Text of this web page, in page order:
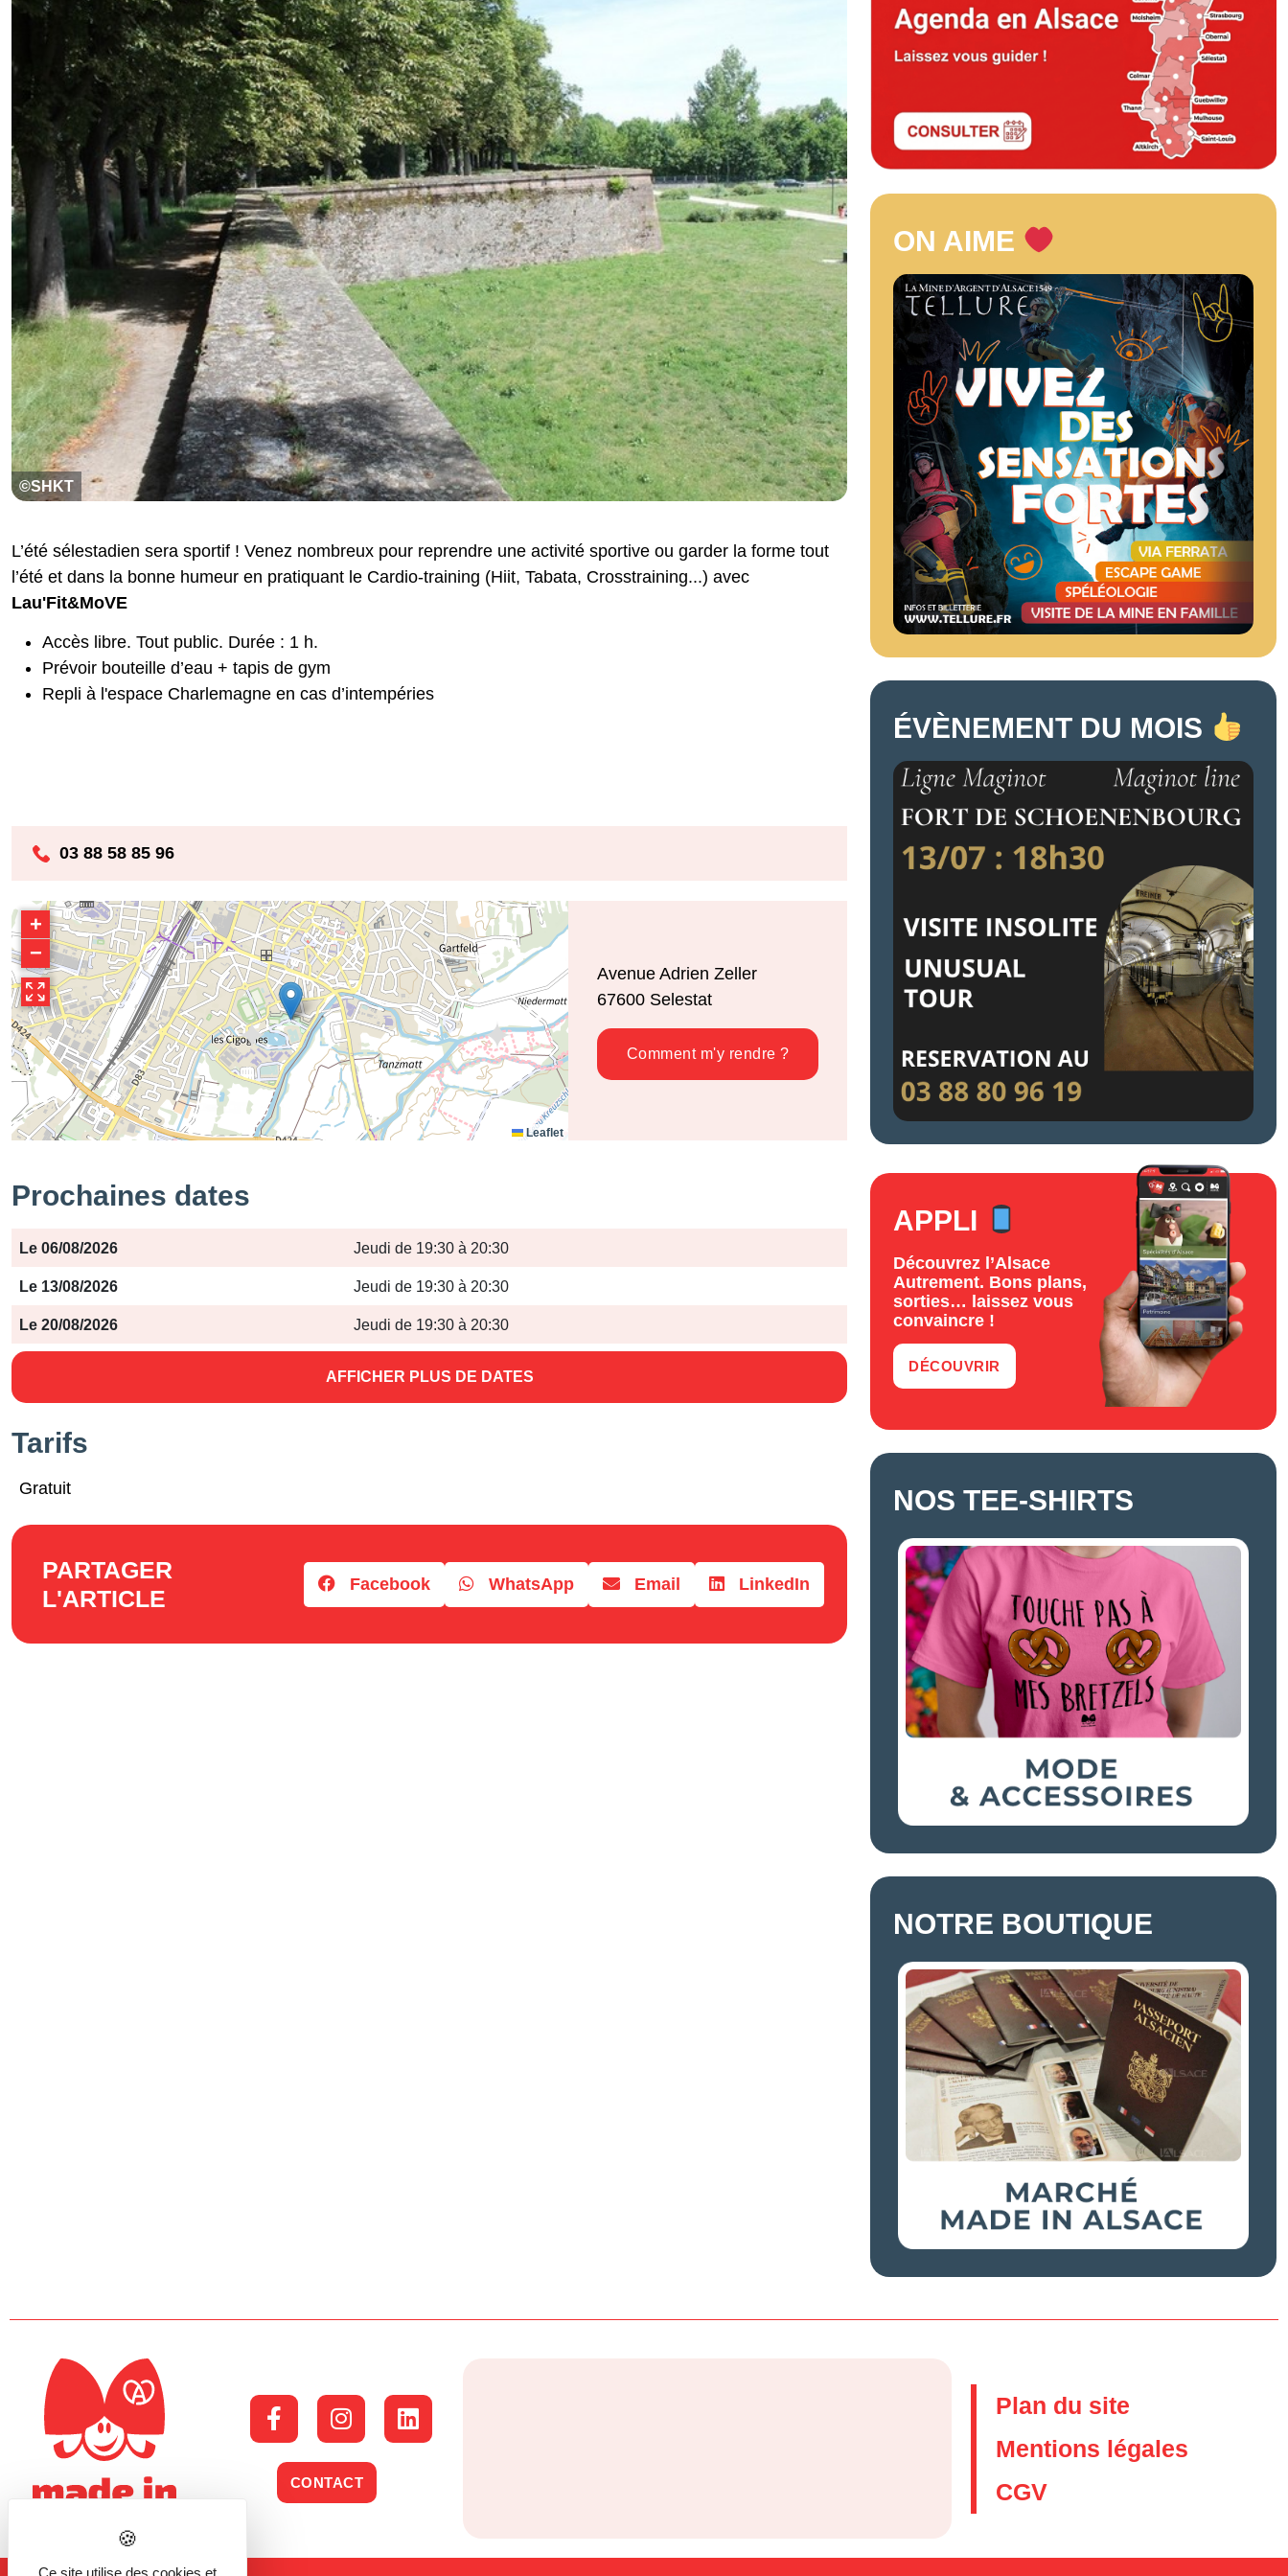
©SHKT
L’été sélestadien sera sportif ! Venez nombreux pour reprendre une activité sportive ou garder la forme tout
l’été et dans la bonne humeur en pratiquant le Cardio-training (Hiit, Tabata, Crosstraining...) avec
Lau'Fit&MoVE
Accès libre. Tout public. Durée : 1 h.
Prévoir bouteille d’eau + tapis de gym
Repli à l'espace Charlemagne en cas d’intempéries
03 88 58 85 96
+
−
Leaflet
Avenue Adrien Zeller
67600 Selestat
Comment m'y rendre ?
Prochaines dates
Période Jours
Le 06/08/2026 Jeudi de 19:30 à 20:30
Le 13/08/2026 Jeudi de 19:30 à 20:30
Le 20/08/2026 Jeudi de 19:30 à 20:30
AFFICHER PLUS DE DATES
Tarifs
Gratuit
PARTAGER
L'ARTICLE
Facebook WhatsApp Email LinkedIn
ON AIME
ÉVÈNEMENT DU MOIS
APPLI
Découvrez l’Alsace
Autrement. Bons plans,
sorties… laissez vous
convaincre !
DÉCOUVRIR
NOS TEE-SHIRTS
NOTRE BOUTIQUE
CONTACT
Plan du site
Mentions légales
CGV
Ce site utilise des cookies et